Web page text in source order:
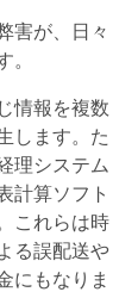
が、 日々
。
情報を複数
します。た
理システム
計算ソフト
これらは時
る誤配送や
にもなりま